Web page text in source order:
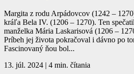
Margita z rodu Arpádovcov (1242 –
kráľa Bela IV. (1206 – 1270). Ten
manželka Mária Laskarisová (1206 –
Príbeh jej života pokračoval i dávno po
Fascinovaný ňou bol...
13. júl. 2024 | 4 min. čítania